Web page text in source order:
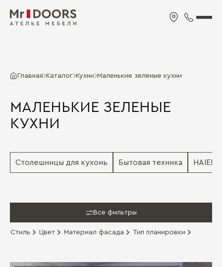
Главная Каталог Кухни Маленькие зеленые кухни
МАЛЕНЬКИЕ ЗЕЛЕНЫЕ
КУХНИ
Столешницы для кухонь Бытовая техника HAIER
Все фильтры
Стиль Цвет Материал фасада Тип планировки